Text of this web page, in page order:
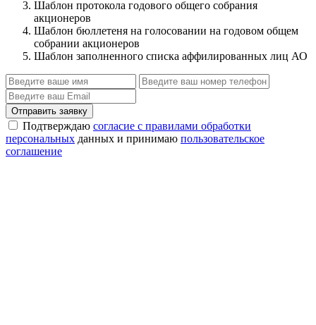
Шаблон протокола годового общего собрания
акционеров
Шаблон бюллетеня на голосовании на годовом общем
собрании акционеров
Шаблон заполненного списка аффилированных лиц АО
Отправить заявку
Подтверждаю согласие с правилами обработки
персональных данных и принимаю пользовательское
соглашение